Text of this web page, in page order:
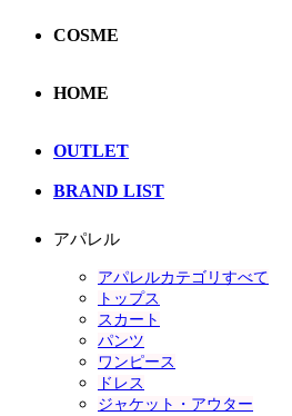
COSME
HOME
OUTLET
BRAND LIST
アパレル
アパレルカテゴリすべて
トップス
スカート
パンツ
ワンピース
ドレス
ジャケット・アウター